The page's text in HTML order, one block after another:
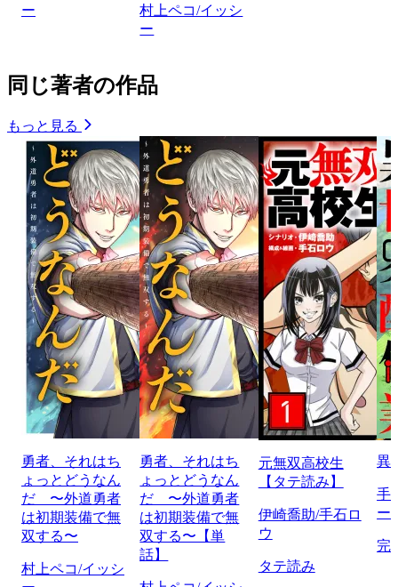
ー
村上ペコ/イッシ
ー
同じ著者の作品
もっと見る
勇者、それはち
ょっとどうなん
だ 〜外道勇者
は初期装備で無
双する〜
村上ペコ/イッシ
勇者、それはち
ょっとどうなん
だ 〜外道勇者
は初期装備で無
双する〜【単
話】
元無双高校生
【タテ読み】
伊崎喬助/手石ロ
ウ
タテ読み
異
手
ー
完